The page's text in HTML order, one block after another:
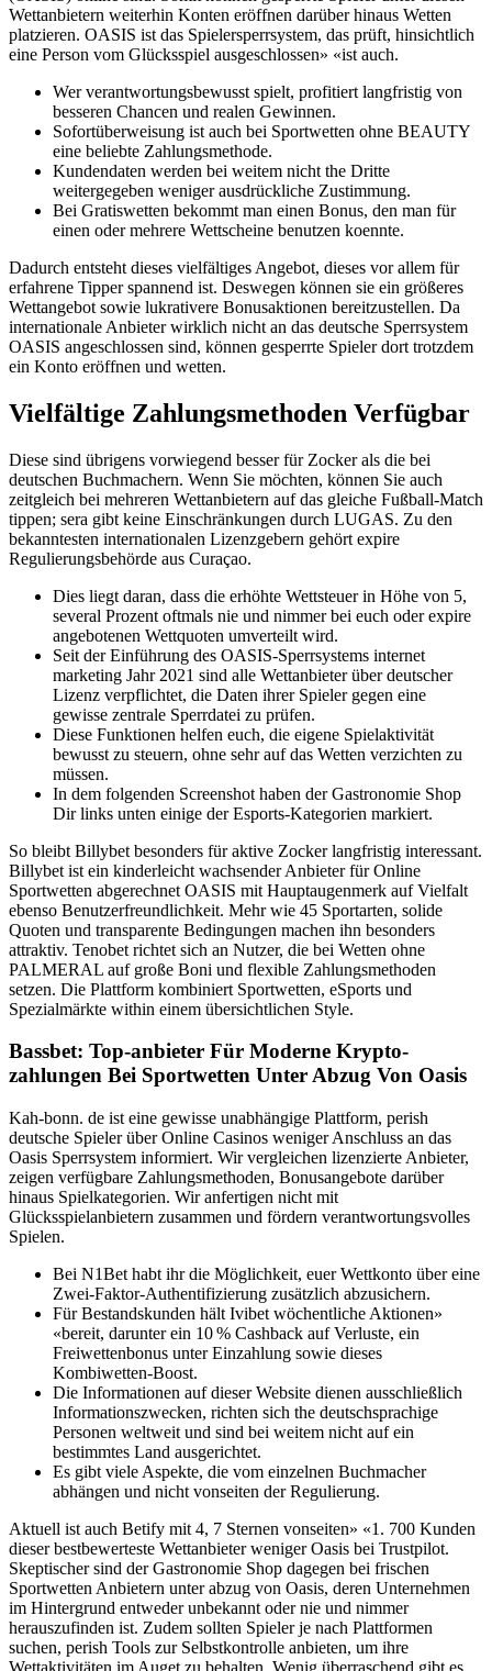
Wettanbietern weiterhin Konten eröffnen darüber hinaus Wetten
platzieren. OASIS ist das Spielersperrsystem, das prüft, hinsichtlich
eine Person vom Glücksspiel ausgeschlossen» «ist auch.
Wer verantwortungsbewusst spielt, profitiert langfristig von
besseren Chancen und realen Gewinnen.
Sofortüberweisung ist auch bei Sportwetten ohne BEAUTY
eine beliebte Zahlungsmethode.
Kundendaten werden bei weitem nicht the Dritte
weitergegeben weniger ausdrückliche Zustimmung.
Bei Gratiswetten bekommt man einen Bonus, den man für
einen oder mehrere Wettscheine benutzen koennte.
Dadurch entsteht dieses vielfältiges Angebot, dieses vor allem für
erfahrene Tipper spannend ist. Deswegen können sie ein größeres
Wettangebot sowie lukrativere Bonusaktionen bereitzustellen. Da
internationale Anbieter wirklich nicht an das deutsche Sperrsystem
OASIS angeschlossen sind, können gesperrte Spieler dort trotzdem
ein Konto eröffnen und wetten.
Vielfältige Zahlungsmethoden Verfügbar
Diese sind übrigens vorwiegend besser für Zocker als die bei
deutschen Buchmachern. Wenn Sie möchten, können Sie auch
zeitgleich bei mehreren Wettanbietern auf das gleiche Fußball-Match
tippen; sera gibt keine Einschränkungen durch LUGAS. Zu den
bekanntesten internationalen Lizenzgebern gehört expire
Regulierungsbehörde aus Curaçao.
Dies liegt daran, dass die erhöhte Wettsteuer in Höhe von 5,
several Prozent oftmals nie und nimmer bei euch oder expire
angebotenen Wettquoten umverteilt wird.
Seit der Einführung des OASIS-Sperrsystems internet
marketing Jahr 2021 sind alle Wettanbieter über deutscher
Lizenz verpflichtet, die Daten ihrer Spieler gegen eine
gewisse zentrale Sperrdatei zu prüfen.
Diese Funktionen helfen euch, die eigene Spielaktivität
bewusst zu steuern, ohne sehr auf das Wetten verzichten zu
müssen.
In dem folgenden Screenshot haben der Gastronomie Shop
Dir links unten einige der Esports-Kategorien markiert.
So bleibt Billybet besonders für aktive Zocker langfristig interessant.
Billybet ist ein kinderleicht wachsender Anbieter für Online
Sportwetten abgerechnet OASIS mit Hauptaugenmerk auf Vielfalt
ebenso Benutzerfreundlichkeit. Mehr wie 45 Sportarten, solide
Quoten und transparente Bedingungen machen ihn besonders
attraktiv. Tenobet richtet sich an Nutzer, die bei Wetten ohne
PALMERAL auf große Boni und flexible Zahlungsmethoden
setzen. Die Plattform kombiniert Sportwetten, eSports und
Spezialmärkte within einem übersichtlichen Style.
Bassbet: Top-anbieter Für Moderne Krypto-
zahlungen Bei Sportwetten Unter Abzug Von Oasis
Kah-bonn. de ist eine gewisse unabhängige Plattform, perish
deutsche Spieler über Online Casinos weniger Anschluss an das
Oasis Sperrsystem informiert. Wir vergleichen lizenzierte Anbieter,
zeigen verfügbare Zahlungsmethoden, Bonusangebote darüber
hinaus Spielkategorien. Wir anfertigen nicht mit
Glücksspielanbietern zusammen und fördern verantwortungsvolles
Spielen.
Bei N1Bet habt ihr die Möglichkeit, euer Wettkonto über eine
Zwei-Faktor-Authentifizierung zusätzlich abzusichern.
Für Bestandskunden hält Ivibet wöchentliche Aktionen»
«bereit, darunter ein 10 % Cashback auf Verluste, ein
Freiwettenbonus unter Einzahlung sowie dieses
Kombiwetten-Boost.
Die Informationen auf dieser Website dienen ausschließlich
Informationszwecken, richten sich the deutschsprachige
Personen weltweit und sind bei weitem nicht auf ein
bestimmtes Land ausgerichtet.
Es gibt viele Aspekte, die vom einzelnen Buchmacher
abhängen und nicht vonseiten der Regulierung.
Aktuell ist auch Betify mit 4, 7 Sternen vonseiten» «1. 700 Kunden
dieser bestbewerteste Wettanbieter weniger Oasis bei Trustpilot.
Skeptischer sind der Gastronomie Shop dagegen bei frischen
Sportwetten Anbietern unter abzug von Oasis, deren Unternehmen
im Hintergrund entweder unbekannt oder nie und nimmer
herauszufinden ist. Zudem sollten Spieler je nach Plattformen
suchen, perish Tools zur Selbstkontrolle anbieten, um ihre
Wettaktivitäten im Auget zu behalten. Wenig überraschend gibt es